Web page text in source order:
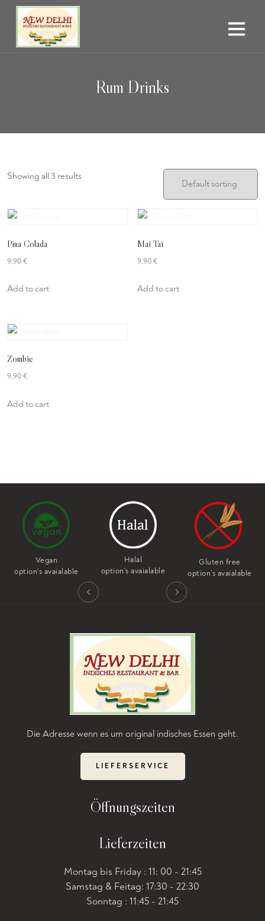
Rum Drinks
Showing all 3 results
Pina Colada
9,90€
Add to cart
Mai Tai
9,90€
Add to cart
Zombie
9,90€
Add to cart
Vegan
option's avaialable
Halal
option's avaialable
Gluten free
option's avaialable
Die Adresse wenn es um original indisches Essen geht.
LIEFERSERVICE
Öffnungszeiten
Lieferzeiten
Montag bis Friday : 11: 00 - 21:45
Samstag & Feitag: 17:30 - 22:30
Sonntag : 11:45 - 21:45